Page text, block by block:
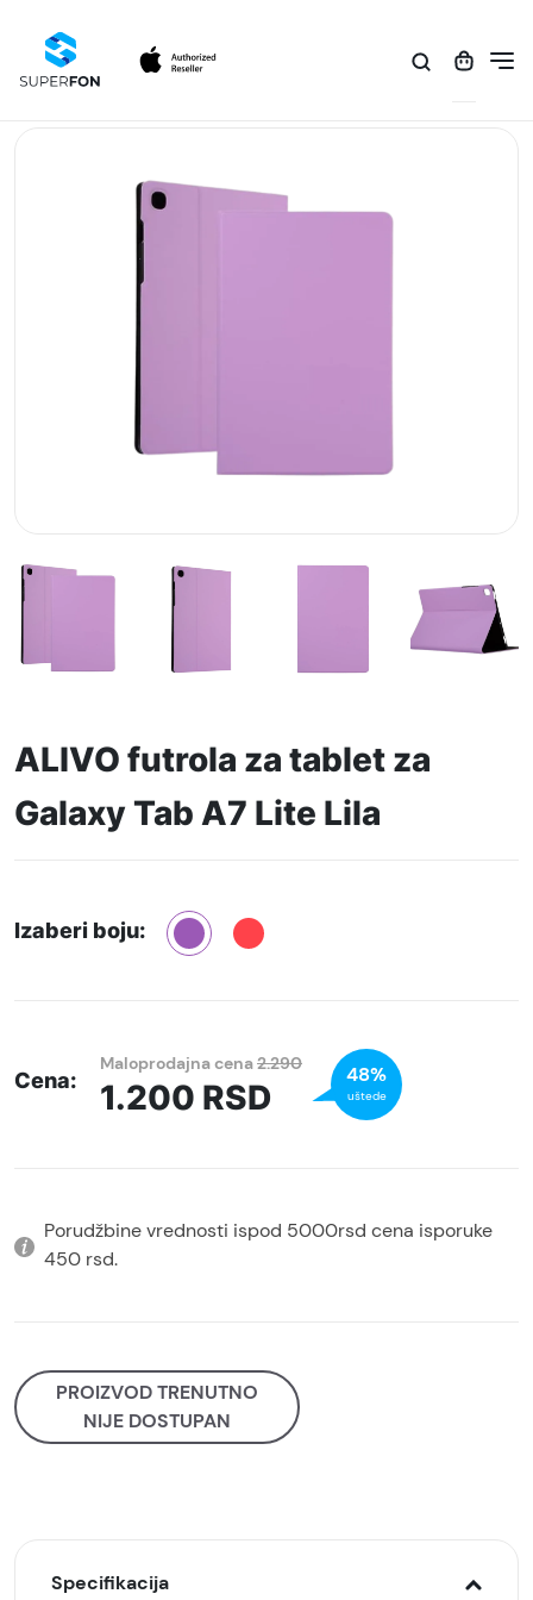
ALIVO futrola za tablet za
Galaxy Tab A7 Lite Lila
Izaberi boju:
Cena:
Maloprodajna cena2.290
1.200 RSD
48%
uštede
Porudžbine vrednosti ispod 5000rsd cena isporuke
450 rsd.
PROIZVOD TRENUTNO
NIJE DOSTUPAN
Specifikacija